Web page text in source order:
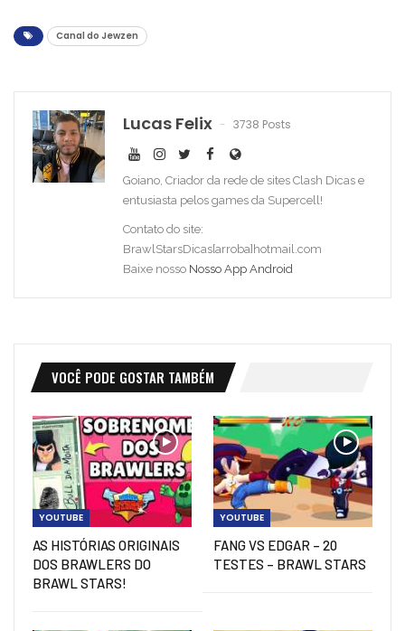
Canal do Jewzen
Lucas Felix 3738 Posts
Goiano, Criador da rede de sites Clash Dicas e
entusiasta pelos games da Supercell!
Contato do site:
BrawlStarsDicas[arroba]hotmail.com
Baixe nosso Nosso App Android
VOCÊ PODE GOSTAR TAMBÉM
YOUTUBE
AS HISTÓRIAS ORIGINAIS
DOS BRAWLERS DO
BRAWL STARS!
YOUTUBE
FANG VS EDGAR – 20
TESTES – BRAWL STARS